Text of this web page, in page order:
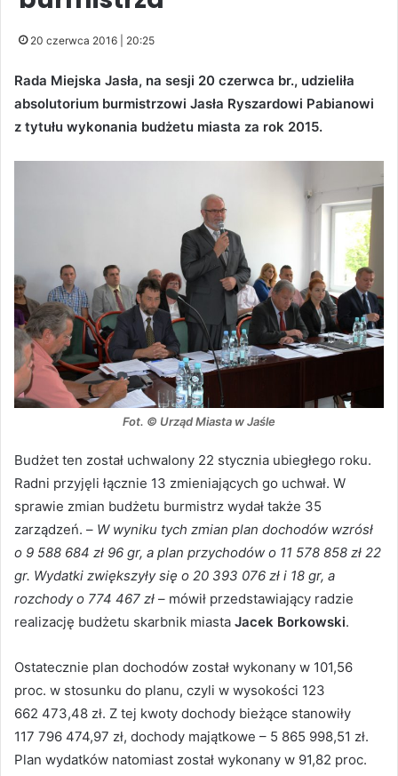
20 czerwca 2016 | 20:25
Rada Miejska Jasła, na sesji 20 czerwca br., udzieliła
absolutorium burmistrzowi Jasła Ryszardowi Pabianowi
z tytułu wykonania budżetu miasta za rok 2015.
Fot. © Urząd Miasta w Jaśle
Budżet ten został uchwalony 22 stycznia ubiegłego roku.
Radni przyjęli łącznie 13 zmieniających go uchwał. W
sprawie zmian budżetu burmistrz wydał także 35
zarządzeń. – W wyniku tych zmian plan dochodów wzrósł
o 9 588 684 zł 96 gr, a plan przychodów o 11 578 858 zł 22
gr. Wydatki zwiększyły się o 20 393 076 zł i 18 gr, a
rozchody o 774 467 zł – mówił przedstawiający radzie
realizację budżetu skarbnik miasta Jacek Borkowski.
Ostatecznie plan dochodów został wykonany w 101,56
proc. w stosunku do planu, czyli w wysokości 123
662 473,48 zł. Z tej kwoty dochody bieżące stanowiły
117 796 474,97 zł, dochody majątkowe – 5 865 998,51 zł.
Plan wydatków natomiast został wykonany w 91,82 proc.